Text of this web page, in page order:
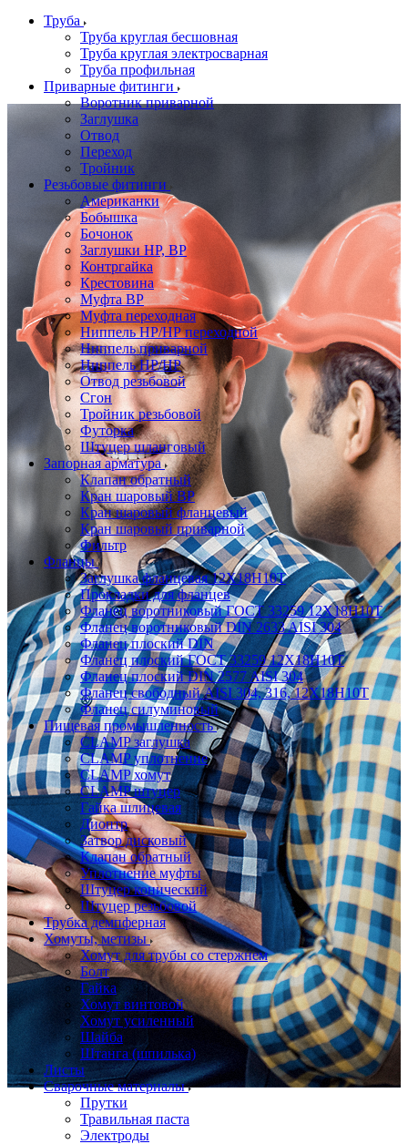
Труба
Труба круглая бесшовная
Труба круглая электросварная
Труба профильная
Приварные фитинги
Воротник приварной
Заглушка
Отвод
Переход
Тройник
Резьбовые фитинги
Американки
Бобышка
Бочонок
Заглушки НР, ВР
Контргайка
Крестовина
Муфта ВР
Муфта переходная
Ниппель НР/НР переходной
Ниппель приварной
Ниппель НР/НР
Отвод резьбовой
Сгон
Тройник резьбовой
Футорка
Штуцер шланговый
Запорная арматура
Клапан обратный
Кран шаровый ВР
Кран шаровый фланцевый
Кран шаровый приварной
Фильтр
Фланцы
Заглушка фланцевая 12Х18Н10Т
Прокладки для фланцев
Фланец воротниковый ГОСТ 33259 12Х18Н10Т
Фланец воротниковый DIN 2633 AISI 304
Фланец плоский DIN
Фланец плоский ГОСТ 33259 12Х18Н10Т
Фланец плоский DIN 2577 AISI 304
Фланец свободный AISI 304, 316, 12Х18Н10Т
Фланец силуминовый
Пищевая промышленность
CLAMP заглушка
CLAMP уплотнение
CLAMP хомут
CLAMP штуцер
Гайка шлицевая
Диоптр
Затвор дисковый
Клапан обратный
Уплотнение муфты
Штуцер конический
Штуцер резьбовой
Трубка демпферная
Хомуты, метизы
Хомут для трубы со стержнем
Болт
Гайка
Хомут винтовой
Хомут усиленный
Шайба
Штанга (шпилька)
Листы
Сварочные материалы
Прутки
Травильная паста
Электроды